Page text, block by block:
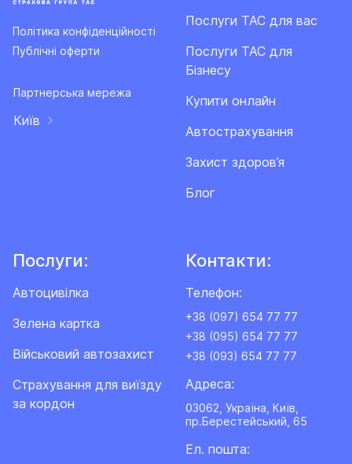
Політика конфіденційності
Публічні оферти
Партнерська мережа
Київ
Послуги ТАС для вас
Послуги ТАС для
Бізнесу
Купити онлайн
Автострахування
Захист здоров’я
Блог
Послуги:
Автоцивілка
Зелена картка
Військовий автозахист
Cтрахування для виїзду
за кордон
Контакти:
Телефон:
+38 (097) 654 77 77
+38 (095) 654 77 77
+38 (093) 654 77 77
Адреса:
03062, Україна, Київ,
пр.Берестейський, 65
Ел. пошта: